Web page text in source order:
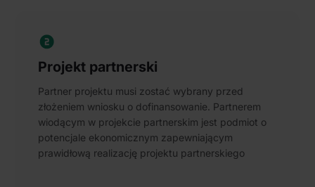
Projekt partnerski
Partner projektu musi zostać wybrany przed
złożeniem wniosku o dofinansowanie. Partnerem
wiodącym w projekcie partnerskim jest podmiot o
potencjale ekonomicznym zapewniającym
prawidłową realizację projektu partnerskiego